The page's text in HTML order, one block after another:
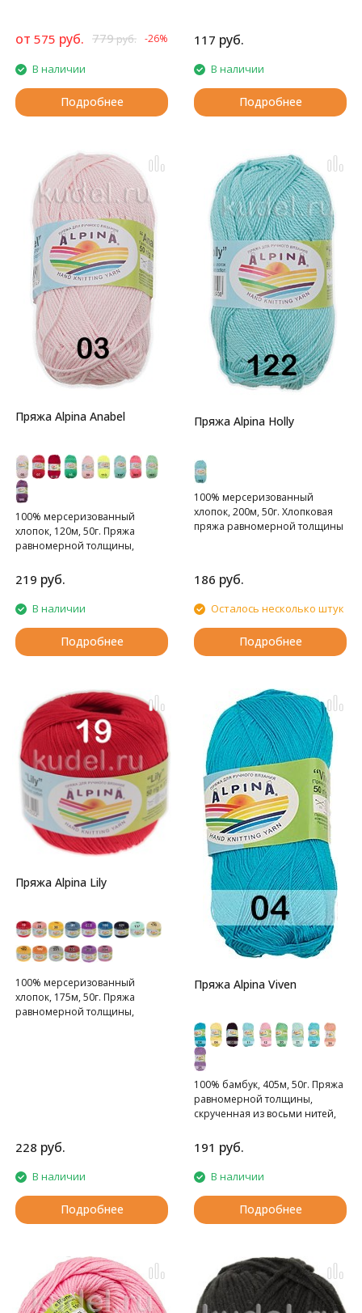
от 575 руб. 779руб. -26%
В наличии
Подробнее
117 руб.
В наличии
Подробнее
Пряжа Alpina Anabel
100% мерсеризованный
хлопок, 120м, 50г. Пряжа
равномерной толщины,
219 руб.
В наличии
Подробнее
Пряжа Alpina Holly
100% мерсеризованный
хлопок, 200м, 50г. Хлопковая
пряжа равномерной толщины
186 руб.
Осталось несколько штук
Подробнее
Пряжа Alpina Lily
100% мерсеризованный
хлопок, 175м, 50г. Пряжа
равномерной толщины,
228 руб.
В наличии
Подробнее
Пряжа Alpina Viven
100% бамбук, 405м, 50г. Пряжа
равномерной толщины,
скрученная из восьми нитей,
191 руб.
В наличии
Подробнее